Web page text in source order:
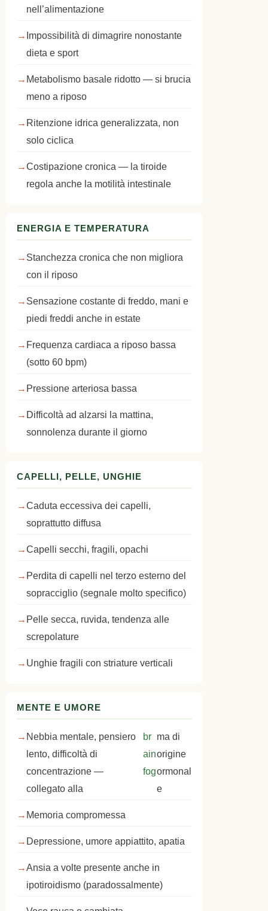
nell’alimentazione
Impossibilità di dimagrire nonostante
dieta e sport
Metabolismo basale ridotto — si brucia
meno a riposo
Ritenzione idrica generalizzata, non
solo ciclica
Costipazione cronica — la tiroide
regola anche la motilità intestinale
ENERGIA E TEMPERATURA
Stanchezza cronica che non migliora
con il riposo
Sensazione costante di freddo, mani e
piedi freddi anche in estate
Frequenza cardiaca a riposo bassa
(sotto 60 bpm)
Pressione arteriosa bassa
Difficoltà ad alzarsi la mattina,
sonnolenza durante il giorno
CAPELLI, PELLE, UNGHIE
Caduta eccessiva dei capelli,
soprattutto diffusa
Capelli secchi, fragili, opachi
Perdita di capelli nel terzo esterno del
sopracciglio (segnale molto specifico)
Pelle secca, ruvida, tendenza alle
screpolature
Unghie fragili con striature verticali
MENTE E UMORE
Nebbia mentale, pensiero
lento, difficoltà di
concentrazione —
collegato alla
br
ain
fog
ma di
origine
ormonal
e
Memoria compromessa
Depressione, umore appiattito, apatia
Ansia a volte presente anche in
ipotiroidismo (paradossalmente)